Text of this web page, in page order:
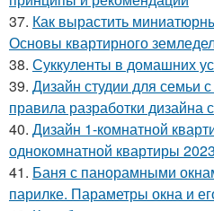
37. Как вырастить
Основы квартирного
38. Суккуленты в домашних
39. Дизайн студии для семьи
правила разработки дизайна
40. Дизайн 1-комнатной
однокомнатной квартиры 2023
41. Баня с панорамными
парилке. Параметры окна и